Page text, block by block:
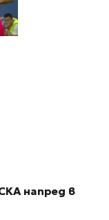
напред в